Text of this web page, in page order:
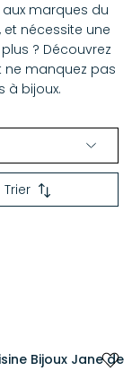
marques du
nécessite une
? Découvrez
manquez pas
à bijoux.
Trier